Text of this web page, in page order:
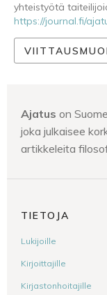
yhteistyötä
https://journal.fi/
Ajatus on
joka julkaisee
artikkeleita
TIETOJA
Lukijoille
Kirjoittajille
Kirjastonhoitajille